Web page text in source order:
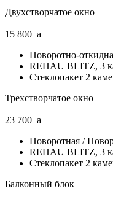
Двухстворчатое окно
15 800 a
Поворотно-
REHAU BLITZ, 3
Стеклопакет 2
Трехстворчатое окно
23 700 a
Поворотная /
REHAU BLITZ, 3
Стеклопакет 2
Балконный блок